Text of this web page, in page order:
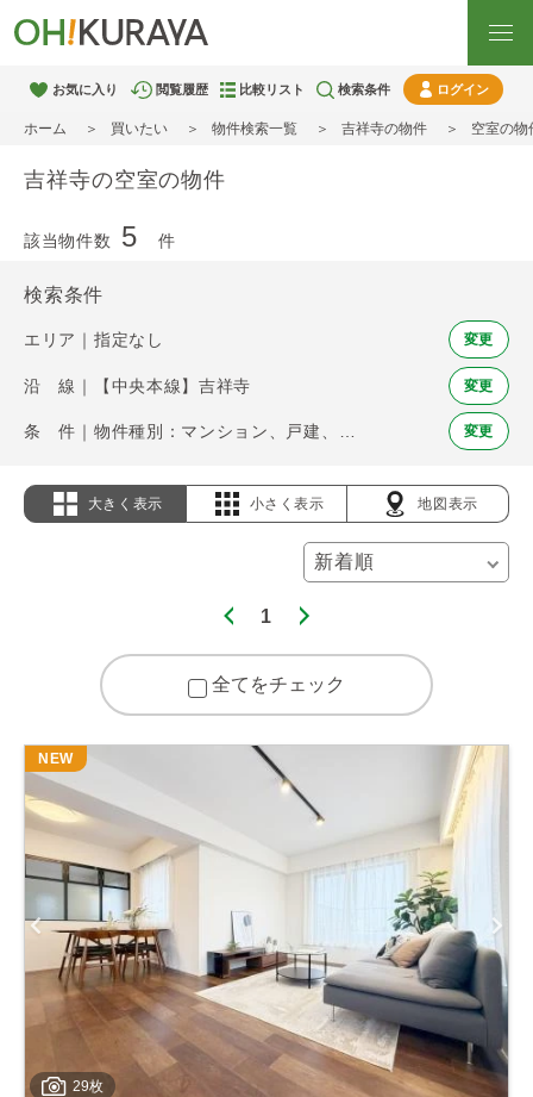
お気に入り 閲覧履歴 比較リスト 検索条件 ログイン
ホーム 買いたい 物件検索一覧 吉祥寺の物件 空室の物
吉祥寺の空室の物件
該当物件数 5 件
検索条件
エリア｜指定なし 変更
沿 線｜【中央本線】吉祥寺 変更
変更
大きく表示 小さく表示 地図表示
1
全てをチェック
29枚
NEW